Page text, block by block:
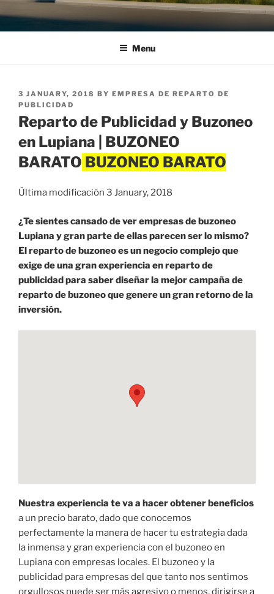
Menu
POSTED
ON
3 JANUARY, 2018 BY EMPRESA DE REPARTO DE
PUBLICIDAD
Reparto de Publicidad y Buzoneo
en Lupiana | BUZONEO
BARATO
Última modificación 3 January, 2018
¿Te sientes cansado de ver empresas de buzoneo
Lupiana y gran parte de ellas parecen ser lo mismo?
El reparto de buzoneo es un negocio complejo que
exige de una gran experiencia en reparto de
publicidad para saber diseñar la mejor campaña de
reparto de buzoneo que genere un gran retorno de la
inversión.
Nuestra experiencia te va a hacer obtener beneficios
a un precio barato, dado que conocemos
perfectamente la manera de hacer tu estrategia dada
la inmensa y gran experiencia con el buzoneo en
Lupiana con empresas locales. El buzoneo y la
publicidad para empresas del que tanto nos sentimos
orgullosos puede ser más agresivo o menos, dirigirse a